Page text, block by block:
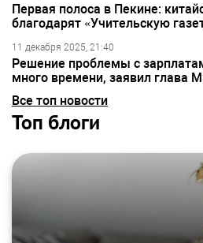
Первая полоса в Пекине:
благодарят «Учительскую
11 декабря 2025, 21:40
Решение проблемы с
много времени, заявил глава
Все топ новости
Топ блоги